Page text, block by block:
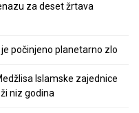
za deset žrtava
počinjeno planetarno zlo
Islamske zajednice
niz godina